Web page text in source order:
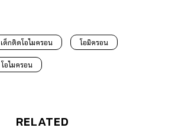
เด็กติดโอไมครอน โอมิครอน
โอไมครอน
RELATED